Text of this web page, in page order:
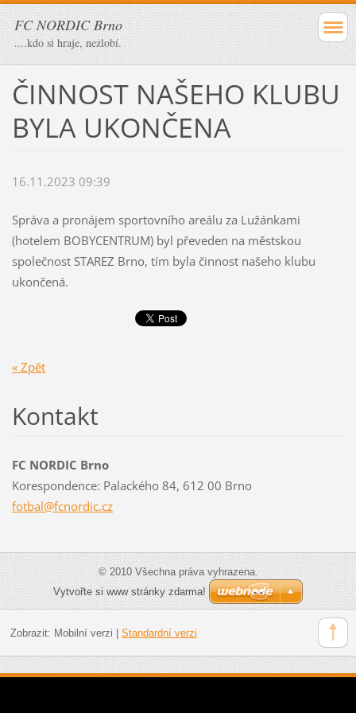
FC NORDIC Brno
....kdo si hraje, nezlobí.
ČINNOST NAŠEHO KLUBU
BYLA UKONČENA
16.11.2023 09:39
Správa a pronájem sportovního areálu za Lužánkami
(hotelem BOBYCENTRUM) byl převeden na městskou
společnost STAREZ Brno, tím byla činnost našeho klubu
ukončená.
« Zpět
Kontakt
FC NORDIC Brno
Korespondence: Palackého 84, 612 00 Brno
fotbal@fcnordic.cz
© 2010 Všechna práva vyhrazena.
Vytvořte si www stránky zdarma!
Zobrazit: Mobilní verzi Standardní verzi